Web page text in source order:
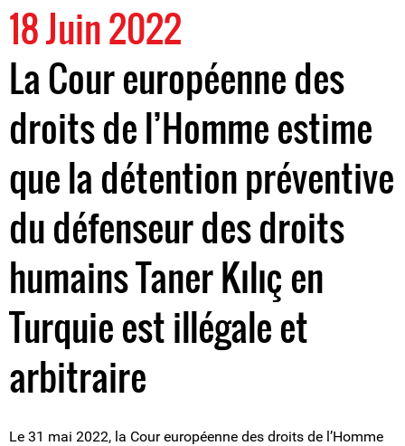
18 Juin 2022
La Cour européenne des
droits de l’Homme estime
que la détention préventive
du défenseur des droits
humains Taner Kılıç en
Turquie est illégale et
arbitraire
Le 31 mai 2022, la Cour européenne des droits de l’Homme